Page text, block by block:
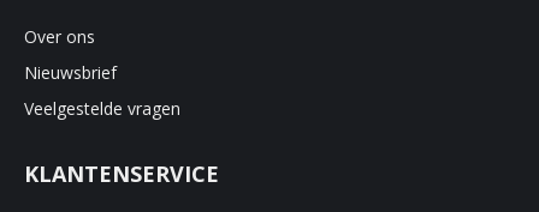
Over ons
Nieuwsbrief
Veelgestelde vragen
KLANTENSERVICE